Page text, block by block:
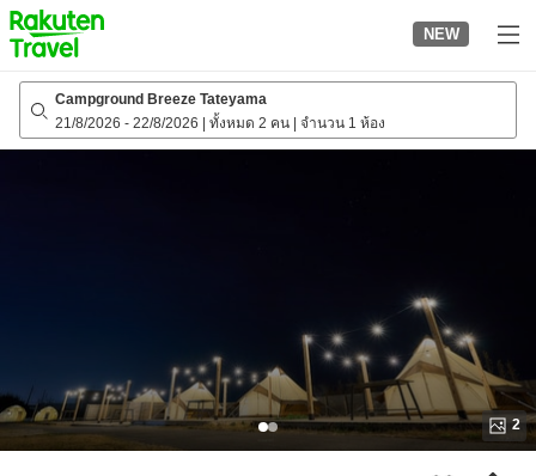
to
top
page
NEW
Campground Breeze Tateyama
21/8/2026 - 22/8/2026 ทั้งหมด 2 คน จำนวน 1 ห้อง
2